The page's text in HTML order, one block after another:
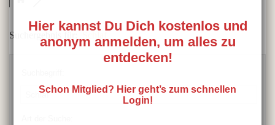
Suchergebnis für:
Hier kannst Du Dich kostenlos und
anonym anmelden, um alles zu
entdecken!
Schon Mitglied? Hier geht’s zum schnellen
Login!